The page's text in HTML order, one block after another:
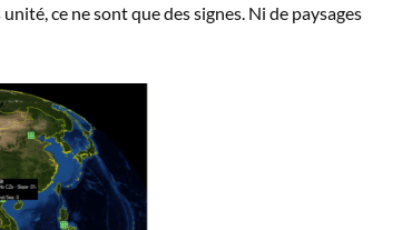
ce ne sont que des signes. Ni de paysages